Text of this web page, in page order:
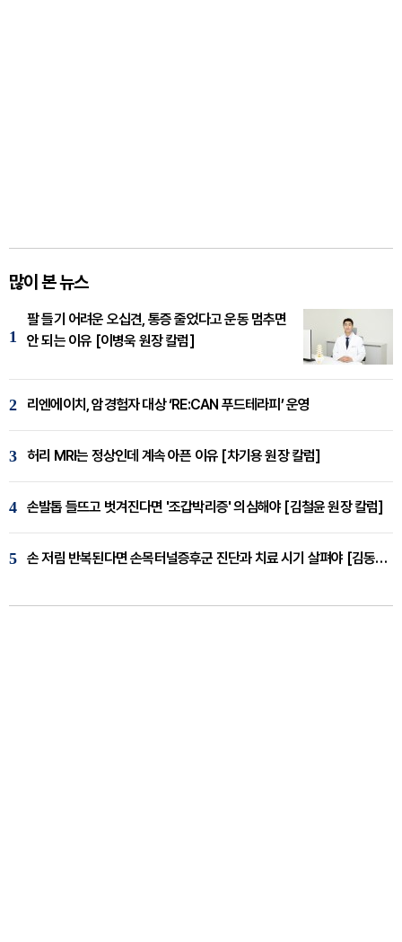
많이 본 뉴스
1
팔 들기 어려운 오십견, 통증 줄었다고 운동 멈추면
안 되는 이유 [이병욱 원장 칼럼]
2 리엔에이치, 암경험자 대상 ‘RE:CAN 푸드테라피’ 운영
3 허리 MRI는 정상인데 계속 아픈 이유 [차기용 원장 칼럼]
4 손발톱 들뜨고 벗겨진다면 '조갑박리증' 의심해야 [김철윤 원장 칼럼]
5 손 저림 반복된다면 손목터널증후군 진단과 치료 시기 살펴야 [김동현 원장 칼럼]